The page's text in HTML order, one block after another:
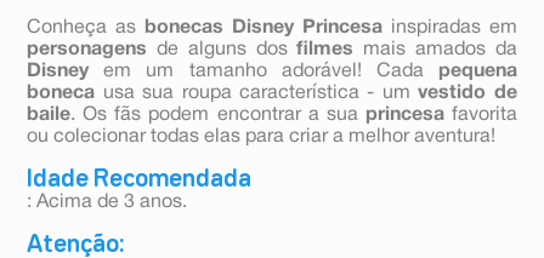
Conheça as bonecas Disney Princesainspiradas em
personagensde alguns dosfilmes mais amados da
Disneyem um tamanho adorável! Cada pequena
boneca usa sua roupa característica - um vestido de
baile. Os fãs podem encontrar a suaprincesafavorita
ou colecionar todas elas para criar a melhor aventura!
Idade Recomendada
: Acima de 3 anos.
Atenção: